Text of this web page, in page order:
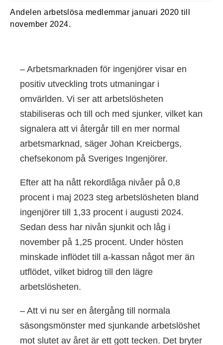
Andelen arbetslösa medlemmar januari 2020 till
november 2024.
– Arbetsmarknaden för ingenjörer visar en
positiv utveckling trots utmaningar i
omvärlden. Vi ser att arbetslösheten
stabiliseras och till och med sjunker, vilket kan
signalera att vi återgår till en mer normal
arbetsmarknad, säger Johan Kreicbergs,
chefsekonom på Sveriges Ingenjörer.
Efter att ha nått rekordlåga nivåer på 0,8
procent i maj 2023 steg arbetslösheten bland
ingenjörer till 1,33 procent i augusti 2024.
Sedan dess har nivån sjunkit och låg i
november på 1,25 procent. Under hösten
minskade inflödet till a-kassan något mer än
utflödet, vilket bidrog till den lägre
arbetslösheten.
– Att vi nu ser en återgång till normala
säsongsmönster med sjunkande arbetslöshet
mot slutet av året är ett gott tecken. Det bryter